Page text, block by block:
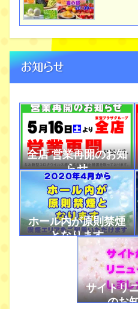
お知らせ
全店 営業再開のお知
らせ
ホール内が原則禁煙
となります
サイトリ
のお